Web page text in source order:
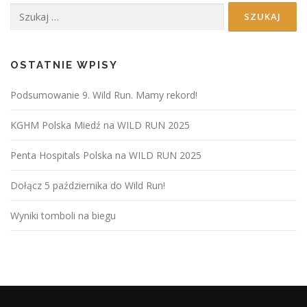
OSTATNIE WPISY
Podsumowanie 9. Wild Run. Mamy rekord!
KGHM Polska Miedź na WILD RUN 2025
Penta Hospitals Polska na WILD RUN 2025
Dołącz 5 października do Wild Run!
Wyniki tomboli na biegu